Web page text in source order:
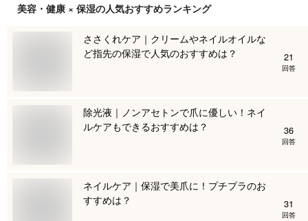
美容・健康 × 保湿の人気おすすめランキング
ささくれケア｜クリームやネイルオイルな
ど指先の保湿で人気のおすすめは？
21
回答
除光液｜ノンアセトンで爪に優しい！ネイ
ルケアもできるおすすめは？
36
回答
ネイルケア｜保湿で美爪に！プチプラのお
すすめは？
31
回答